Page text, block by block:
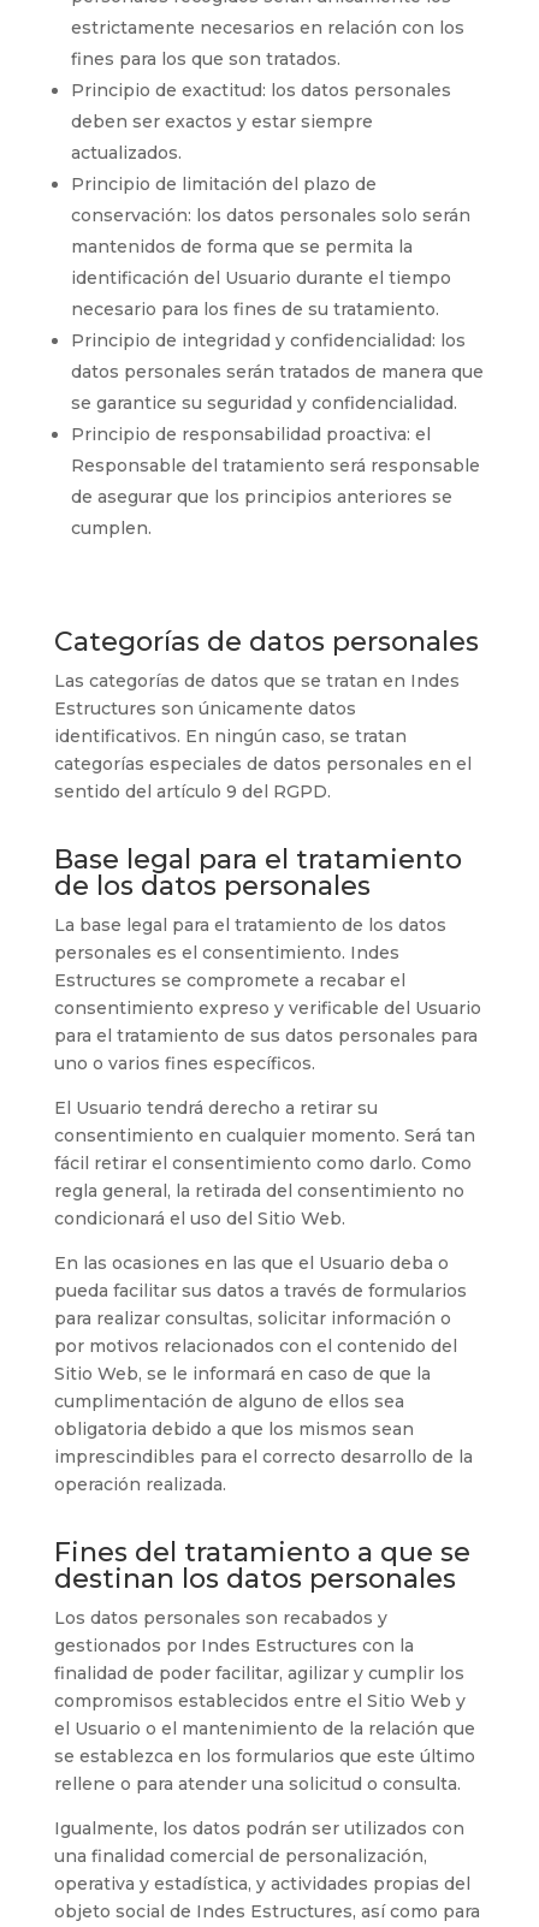
estrictamente necesarios en relación con los
fines para los que son tratados.
Principio de exactitud: los datos personales
deben ser exactos y estar siempre
actualizados.
Principio de limitación del plazo de
conservación: los datos personales solo serán
mantenidos de forma que se permita la
identificación del Usuario durante el tiempo
necesario para los fines de su tratamiento.
Principio de integridad y confidencialidad: los
datos personales serán tratados de manera que
se garantice su seguridad y confidencialidad.
Principio de responsabilidad proactiva: el
Responsable del tratamiento será responsable
de asegurar que los principios anteriores se
cumplen.
Categorías de datos personales
Las categorías de datos que se tratan en Indes
Estructures son únicamente datos
identificativos. En ningún caso, se tratan
categorías especiales de datos personales en el
sentido del artículo 9 del RGPD.
Base legal para el tratamiento
de los datos personales
La base legal para el tratamiento de los datos
personales es el consentimiento. Indes
Estructures se compromete a recabar el
consentimiento expreso y verificable del Usuario
para el tratamiento de sus datos personales para
uno o varios fines específicos.
El Usuario tendrá derecho a retirar su
consentimiento en cualquier momento. Será tan
fácil retirar el consentimiento como darlo. Como
regla general, la retirada del consentimiento no
condicionará el uso del Sitio Web.
En las ocasiones en las que el Usuario deba o
pueda facilitar sus datos a través de formularios
para realizar consultas, solicitar información o
por motivos relacionados con el contenido del
Sitio Web, se le informará en caso de que la
cumplimentación de alguno de ellos sea
obligatoria debido a que los mismos sean
imprescindibles para el correcto desarrollo de la
operación realizada.
Fines del tratamiento a que se
destinan los datos personales
Los datos personales son recabados y
gestionados por Indes Estructures con la
finalidad de poder facilitar, agilizar y cumplir los
compromisos establecidos entre el Sitio Web y
el Usuario o el mantenimiento de la relación que
se establezca en los formularios que este último
rellene o para atender una solicitud o consulta.
Igualmente, los datos podrán ser utilizados con
una finalidad comercial de personalización,
operativa y estadística, y actividades propias del
objeto social de Indes Estructures, así como para